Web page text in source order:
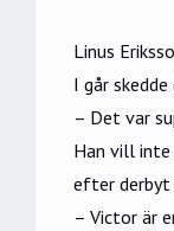
Linus
I går
– Det var
Han vill inte
efter
– Victor är